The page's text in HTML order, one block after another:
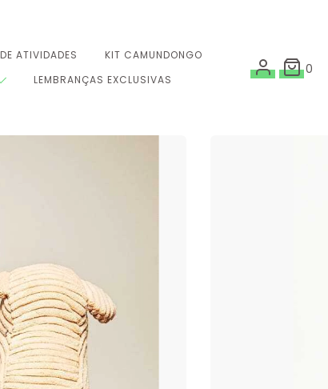
ATIVIDADES
KIT CAMUNDONGO
LEMBRANÇAS EXCLUSIVAS
0